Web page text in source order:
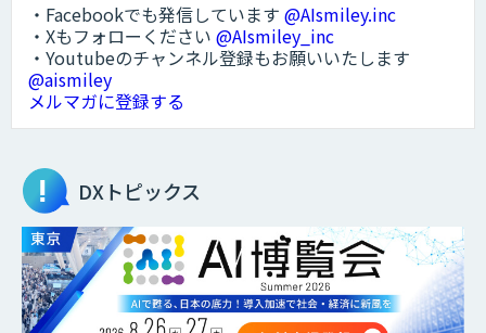
・Facebookでも発信しています @AIsmiley.inc
・Xもフォローください @AIsmiley_inc
・Youtubeのチャンネル登録もお願いいたします
@aismiley
メルマガに登録する
DXトピックス